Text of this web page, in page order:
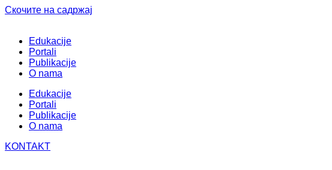
Скочите на садржај
Edukacije
Portali
Publikacije
O nama
Edukacije
Portali
Publikacije
O nama
KONTAKT